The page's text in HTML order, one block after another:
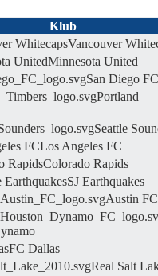
Klub
Vancouver
Minnesota United
San Diego FC
Portland
Seattle
Los Angeles FC
Colorado Rapids
SJ Earthquakes
Austin FC
FC Dallas
Real Salt